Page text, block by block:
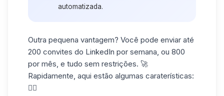
automatizada.
Outra pequena vantagem? Você pode enviar até
200 convites do LinkedIn por semana, ou 800
por mês, e tudo sem restrições. 🚀
Rapidamente, aqui estão algumas caraterísticas:
👇🏼